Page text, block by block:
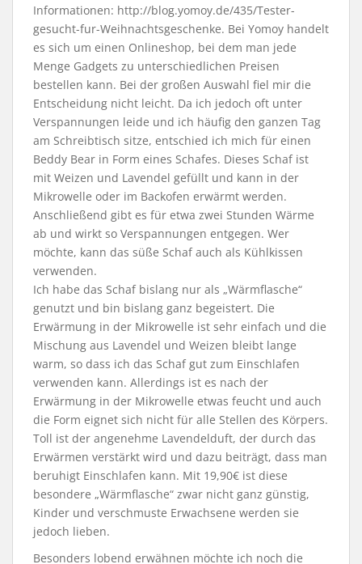
Informationen: http://blog.yomoy.de/435/Tester-
gesucht-fur-Weihnachtsgeschenke. Bei Yomoy handelt
es sich um einen Onlineshop, bei dem man jede
Menge Gadgets zu unterschiedlichen Preisen
bestellen kann. Bei der großen Auswahl fiel mir die
Entscheidung nicht leicht. Da ich jedoch oft unter
Verspannungen leide und ich häufig den ganzen Tag
am Schreibtisch sitze, entschied ich mich für einen
Beddy Bear in Form eines Schafes. Dieses Schaf ist
mit Weizen und Lavendel gefüllt und kann in der
Mikrowelle oder im Backofen erwärmt werden.
Anschließend gibt es für etwa zwei Stunden Wärme
ab und wirkt so Verspannungen entgegen. Wer
möchte, kann das süße Schaf auch als Kühlkissen
verwenden.
Ich habe das Schaf bislang nur als „Wärmflasche“
genutzt und bin bislang ganz begeistert. Die
Erwärmung in der Mikrowelle ist sehr einfach und die
Mischung aus Lavendel und Weizen bleibt lange
warm, so dass ich das Schaf gut zum Einschlafen
verwenden kann. Allerdings ist es nach der
Erwärmung in der Mikrowelle etwas feucht und auch
die Form eignet sich nicht für alle Stellen des Körpers.
Toll ist der angenehme Lavendelduft, der durch das
Erwärmen verstärkt wird und dazu beiträgt, dass man
beruhigt Einschlafen kann. Mit 19,90€ ist diese
besondere „Wärmflasche“ zwar nicht ganz günstig,
Kinder und verschmuste Erwachsene werden sie
jedoch lieben.
Besonders lobend erwähnen möchte ich noch die